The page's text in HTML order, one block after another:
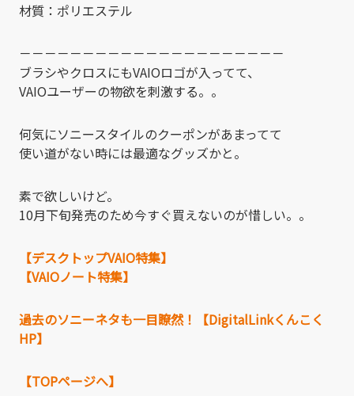
材質：ポリエステル
－－－－－－－－－－－－－－－－－－－－－
ブラシやクロスにもVAIOロゴが入ってて、
VAIOユーザーの物欲を刺激する。。
何気にソニースタイルのクーポンがあまってて
使い道がない時には最適なグッズかと。
素で欲しいけど。
10月下旬発売のため今すぐ買えないのが惜しい。。
【デスクトップVAIO特集】
【VAIOノート特集】
過去のソニーネタも一目瞭然！【DigitalLinkくんこく
HP】
【TOPページへ】